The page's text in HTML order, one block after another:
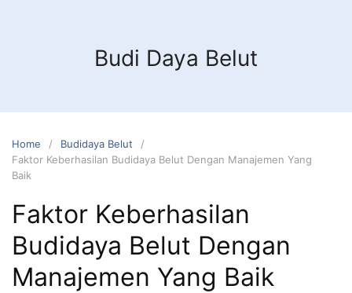
Budi Daya Belut
Home
Budidaya Belut
Faktor Keberhasilan Budidaya Belut Dengan Manajemen Yang
Baik
Faktor Keberhasilan
Budidaya Belut Dengan
Manajemen Yang Baik